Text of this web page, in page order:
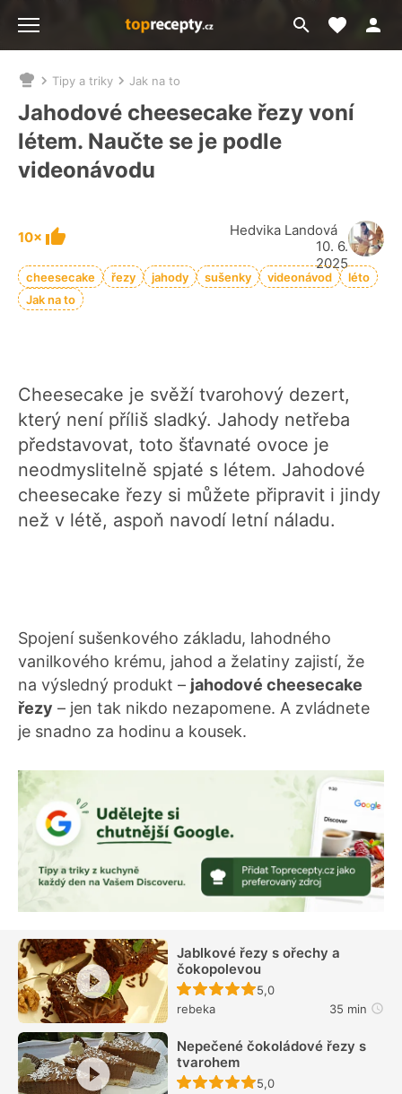
Přejít
na
Moje
Nacházíte
se
zde:
Tipy a triky Jak na to
Jahodové cheesecake řezy voní
létem. Naučte se je podle
videonávodu
10×
Hedvika Landová
10. 6.
2025
cheesecake řezy jahody sušenky videonávod
léto
Jak na to
Cheesecake je svěží tvarohový dezert,
který není příliš sladký. Jahody netřeba
představovat, toto šťavnaté ovoce je
neodmyslitelně spjaté s létem. Jahodové
cheesecake řezy si můžete připravit i jindy
než v létě, aspoň navodí letní náladu.
Spojení sušenkového základu, lahodného
vanilkového krému, jahod a želatiny zajistí, že
na výsledný produkt – jahodové cheesecake
řezy – jen tak nikdo nezapomene. A zvládnete
je snadno za hodinu a kousek.
Jablkové řezy s ořechy a
čokopolevou
Recept ještě nebyl
5,0
rebeka
35 min
Nepečené čokoládové řezy s
tvarohem
Recept ještě nebyl
5,0